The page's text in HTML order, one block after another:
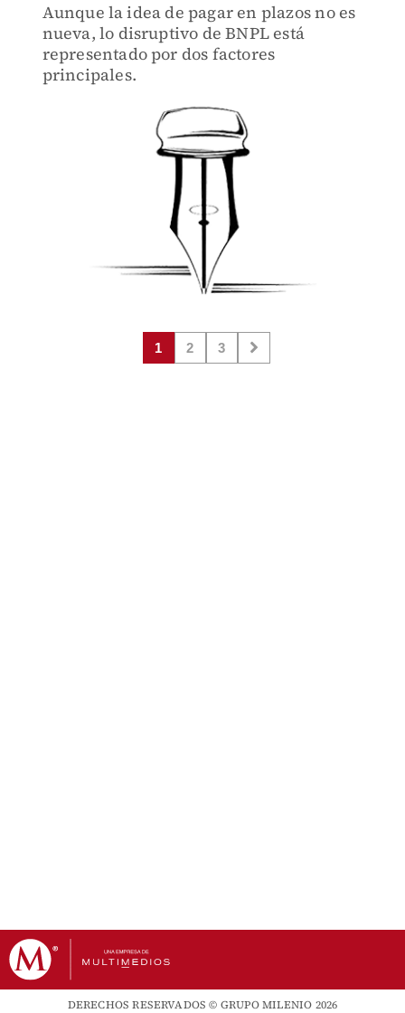
Aunque la idea de pagar en plazos no es
nueva, lo disruptivo de BNPL está
representado por dos factores
principales.
1 2 3
DERECHOS RESERVADOS © GRUPO MILENIO 2026